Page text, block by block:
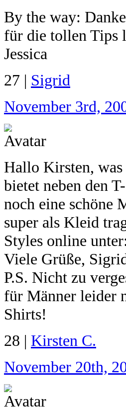
By the way:
für die tollen Tips
Jessica
27 | Sigrid
November 3rd,
Hallo Kirsten,
bietet neben den
noch eine schöne
super als Kleid
Styles online
Viele Grüße,
P.S. Nicht zu
für Männer leider
Shirts!
28 | Kirsten C.
November 20th,